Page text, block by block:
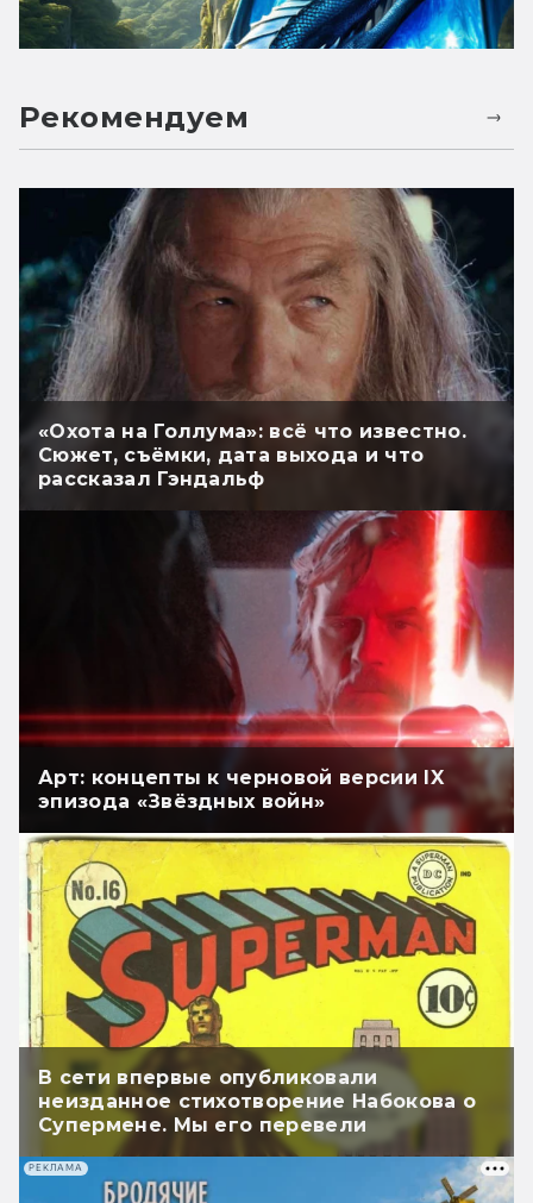
Рекомендуем
«Охота на Голлума»: всё что известно.
Сюжет, съёмки, дата выхода и что
рассказал Гэндальф
Арт: концепты к черновой версии IX
эпизода «Звёздных войн»
В сети впервые опубликовали
неизданное стихотворение Набокова о
Супермене. Мы его перевели
РЕКЛАМА